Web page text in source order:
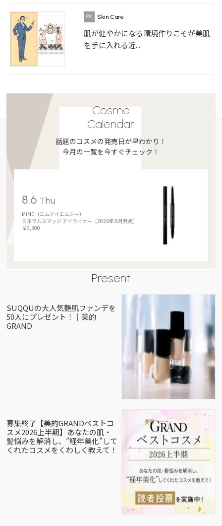
Skin Care
肌が健やかになる環境作りこそが美肌
を手に入れる近...
Cosme
Calendar
話題のコスメの発売日が早わかり！
今月の一覧を今すぐチェック！
8.6 Thu
MiMC（エムアイエムシー）
ミネラルスマッジ アイライナー［2026年 8月発売］
￥3,300
Present
SUQQUの大人気艶肌ファンデを
50人にプレゼント！｜美的
GRAND
募集終了【美的GRANDベストコ
スメ2026上半期】あなたの肌・
髪悩みを解消し、”経年美化”して
くれたコスメをくわしく教えて！